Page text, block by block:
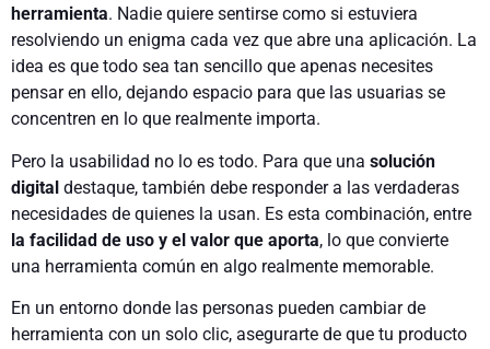
herramienta. Nadie quiere sentirse como si estuviera
resolviendo un enigma cada vez que abre una aplicación. La
idea es que todo sea tan sencillo que apenas necesites
pensar en ello, dejando espacio para que las usuarias se
concentren en lo que realmente importa.
Pero la usabilidad no lo es todo. Para que una solución
digital destaque, también debe responder a las verdaderas
necesidades de quienes la usan. Es esta combinación, entre
la facilidad de uso y el valor que aporta, lo que convierte
una herramienta común en algo realmente memorable.
En un entorno donde las personas pueden cambiar de
herramienta con un solo clic, asegurarte de que tu producto